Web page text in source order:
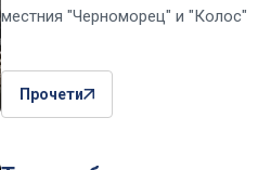
местния "Черноморец" и "Колос"
Прочети